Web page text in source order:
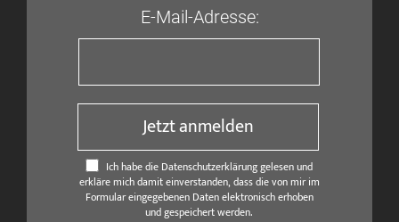
E-Mail-Adresse:
Jetzt anmelden
Ich habe die Datenschutzerklärung gelesen und
erkläre mich damit einverstanden, dass die von mir im
Formular eingegebenen Daten elektronisch erhoben
und gespeichert werden.